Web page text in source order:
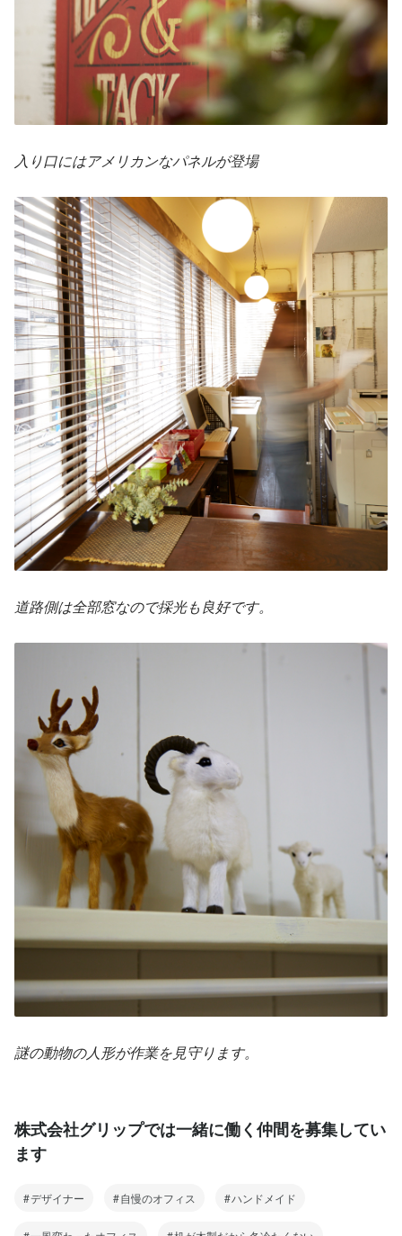
入り口にはアメリカンなパネルが登場
道路側は全部窓なので採光も良好です。
謎の動物の人形が作業を見守ります。
株式会社グリップでは一緒に働く仲間を募集してい
ます
デザイナー 自慢のオフィス ハンドメイド